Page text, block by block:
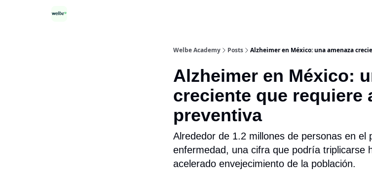
Welbe Academy Posts Alzheimer en México: una amenaza
Alzheimer en México:
creciente que requiere
preventiva
Alrededor de 1.2 millones de personas en el
enfermedad, una cifra que podría triplicarse
acelerado envejecimiento de la población.